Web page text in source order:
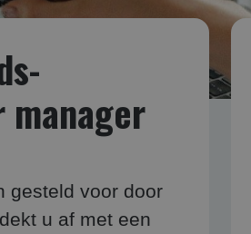
manager
gesteld voor door
u af met een